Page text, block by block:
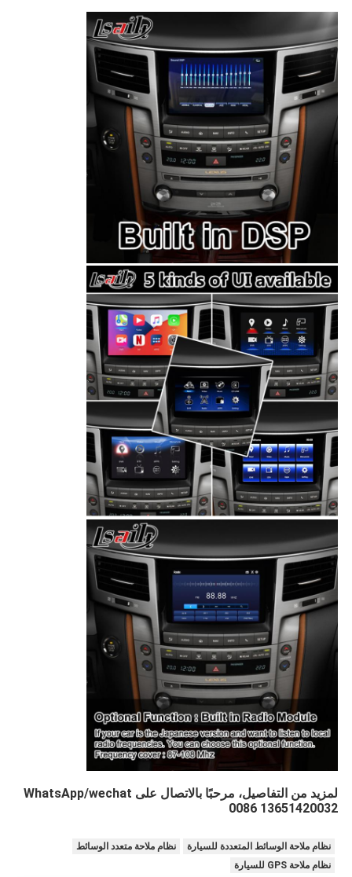
لمزيد من التفاصيل، مرحبًا بالاتصال على WhatsApp/wechat
0086 13651420032
نظام ملاحة الوسائط المتعددة للسيارة
نظام ملاحة متعدد الوسائط
نظام ملاحة GPS للسيارة